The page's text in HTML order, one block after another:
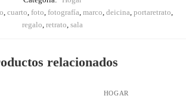
cuarto foto fotografía marco deicina portaretrato
regalo retrato sala
relacionados
HOGAR